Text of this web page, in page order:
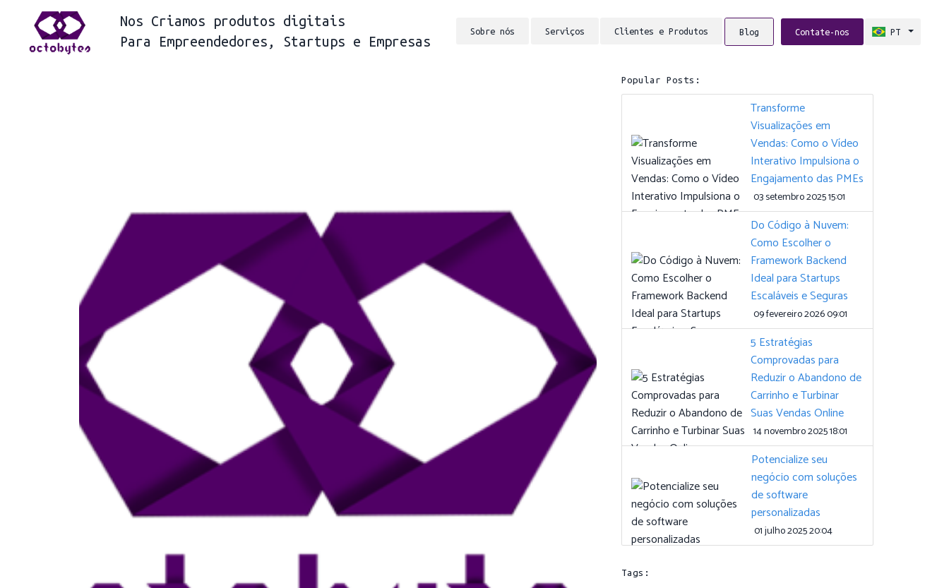
Nos Criamos produtos digitais
Para
Empreendedores, Startups e Empresas
Sobre nós Serviços Clientes e Produtos Blog Contate-nos PT
Popular Posts:
Transforme
Visualizações em
Vendas: Como o Vídeo
Interativo Impulsiona o
Engajamento das PMEs
03 setembro 2025 15:01
Do Código à Nuvem:
Como Escolher o
Framework Backend
Ideal para Startups
Escaláveis e Seguras
09 fevereiro 2026 09:01
5 Estratégias
Comprovadas para
Reduzir o Abandono de
Carrinho e Turbinar
Suas Vendas Online
14 novembro 2025 18:01
Potencialize seu
negócio com soluções
de software
personalizadas
01 julho 2025 20:04
Tags: